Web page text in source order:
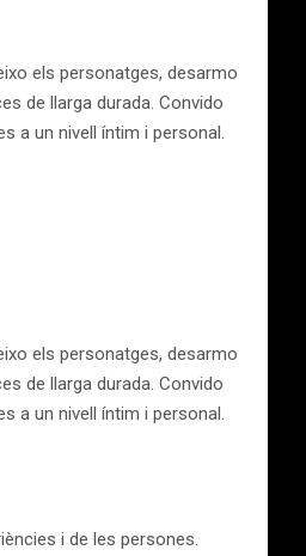
els personatges, desarmo
de llarga durada. Convido
a un nivell íntim i personal.
els personatges, desarmo
de llarga durada. Convido
a un nivell íntim i personal.
i de les persones.